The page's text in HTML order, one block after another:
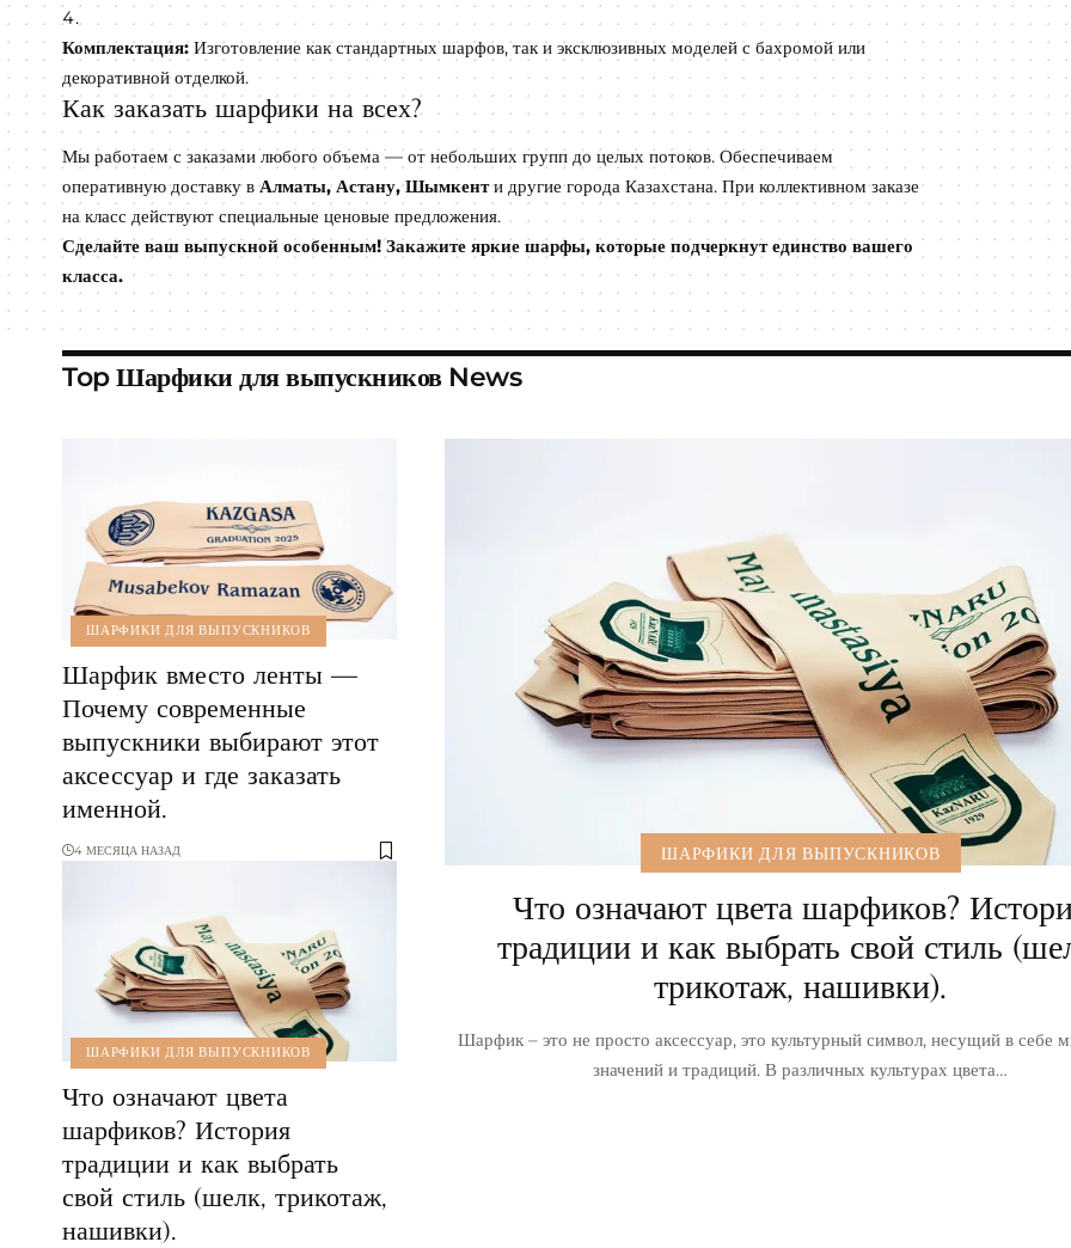
Комплектация: Изготовление как стандартных шарфов, так и эксклюзивных моделей с бахромой или
декоративной отделкой.
Как заказать шарфики на всех?
Мы работаем с заказами любого объема — от небольших групп до целых потоков. Обеспечиваем
оперативную доставку вАлматы, Астану, Шымкенти другие города Казахстана. При коллективном заказе
на класс действуют специальные ценовые предложения.
Сделайте ваш выпускной особенным! Закажите яркие шарфы, которые подчеркнут единство вашего
класса.
Top Шарфики для выпускников News
ШАРФИКИ ДЛЯ ВЫПУСКНИКОВ
Шарфик вместо ленты —
Почему современные
выпускники выбирают этот
аксессуар и где заказать
именной.
4 МЕСЯЦА НАЗАД
ШАРФИКИ ДЛЯ ВЫПУСКНИКОВ
Что означают цвета
шарфиков? История
традиции и как выбрать
свой стиль (шелк, трикотаж,
нашивки).
ШАРФИКИ ДЛЯ ВЫПУСКНИКОВ
Что означают цвета шарфиков?
традиции и как выбрать свой стиль
трикотаж, нашивки).
Шарфик – это не просто аксессуар, это культурный символ, несущий в себе
значений и традиций. В различных культурах цвета…